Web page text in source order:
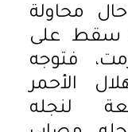
محاولة
سقط على
فتوجه
الأحمر
لنجله